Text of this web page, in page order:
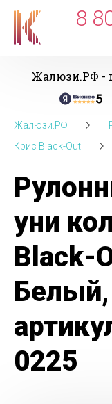
8
Жалюзи.РФ -
Жалюзи.РФ
Крис Black-Out
уни
Black-
0225